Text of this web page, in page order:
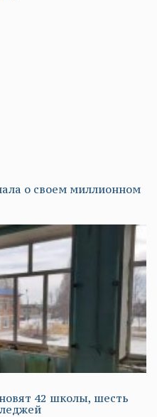
о своем миллионном
42 школы, шесть